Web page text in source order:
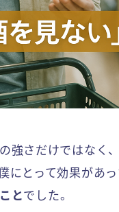
強さだけではなく
にとって効果があ
とでした。